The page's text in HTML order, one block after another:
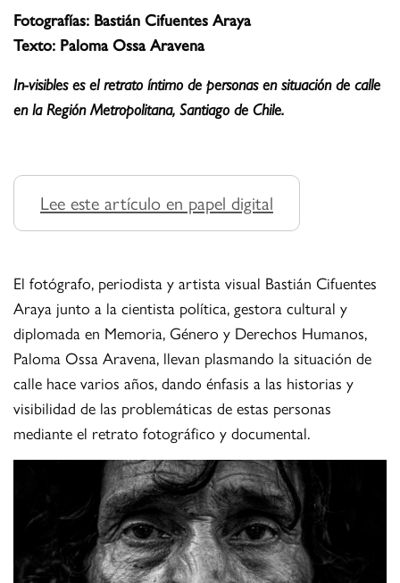
Fotografías: Bastián Cifuentes Araya
Texto: Paloma Ossa Aravena
In-visibles es el retrato íntimo de personas en situación de calle
en la Región Metropolitana, Santiago de Chile.
Lee este artículo en papel digital
El fotógrafo, periodista y artista visual Bastián Cifuentes
Araya junto a la cientista política, gestora cultural y
diplomada en Memoria, Género y Derechos Humanos,
Paloma Ossa Aravena, llevan plasmando la situación de
calle hace varios años, dando énfasis a las historias y
visibilidad de las problemáticas de estas personas
mediante el retrato fotográfico y documental.